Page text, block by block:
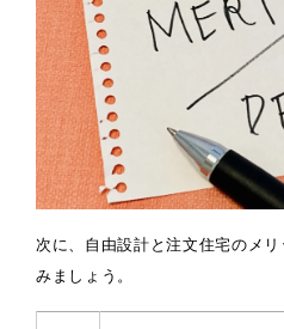
次に、自由設計と注文住宅のメ
みましょう。